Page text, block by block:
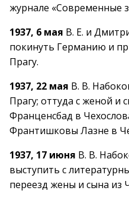
журнале «Современные
1937, 6 мая В. Е. и
покинуть Германию и
Прагу.
1937, 22 мая В. В.
Прагу; оттуда с женой и
Франценсбад в
Франтишковы Лазне в
1937, 17 июня В. В.
выступить с
переезд жены и сына из